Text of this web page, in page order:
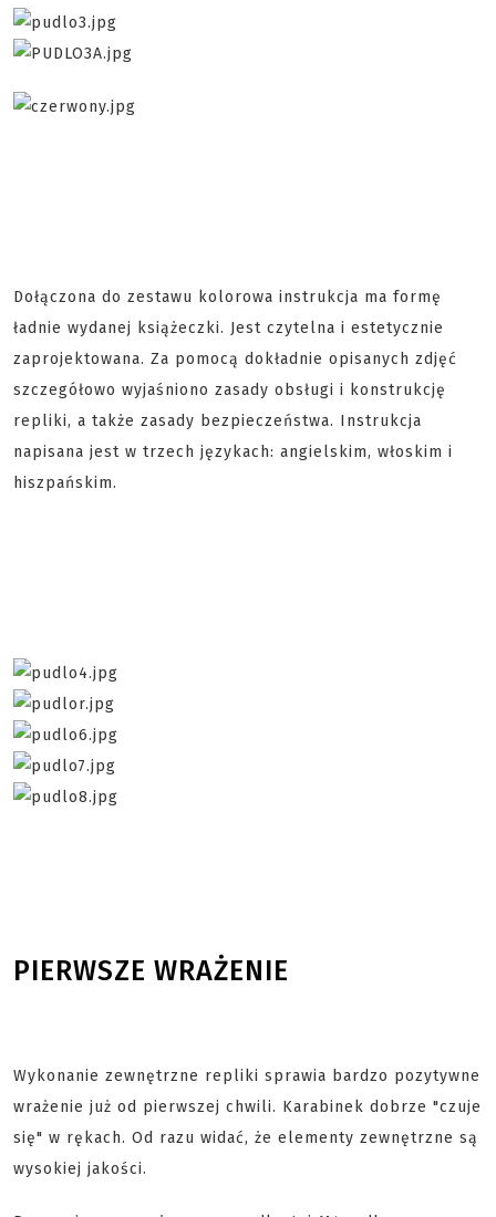
Dołączona do zestawu kolorowa instrukcja ma formę
ładnie wydanej książeczki. Jest czytelna i estetycznie
zaprojektowana. Za pomocą dokładnie opisanych zdjęć
szczegółowo wyjaśniono zasady obsługi i konstrukcję
repliki, a także zasady bezpieczeństwa. Instrukcja
napisana jest w trzech językach: angielskim, włoskim i
hiszpańskim.
PIERWSZE WRAŻENIE
Wykonanie zewnętrzne repliki sprawia bardzo pozytywne
wrażenie już od pierwszej chwili. Karabinek dobrze "czuje
się" w rękach. Od razu widać, że elementy zewnętrzne są
wysokiej jakości.